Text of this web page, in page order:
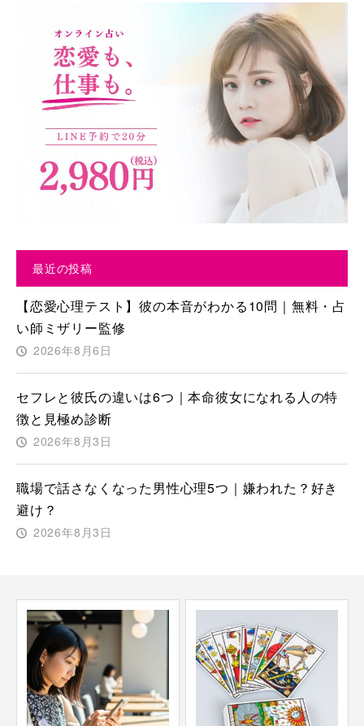
最近の投稿
【恋愛心理テスト】彼の本音がわかる10問｜無料・占
い師ミザリー監修
2026年8月6日
セフレと彼氏の違いは6つ｜本命彼女になれる人の特
徴と見極め診断
2026年8月3日
職場で話さなくなった男性心理5つ｜嫌われた？好き
避け？
2026年8月3日